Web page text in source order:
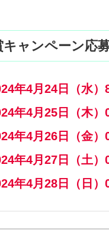
ャンペーン応
年4月24日（水
年4月25日（木
年4月26日（金
年4月27日（土
年4月28日（日